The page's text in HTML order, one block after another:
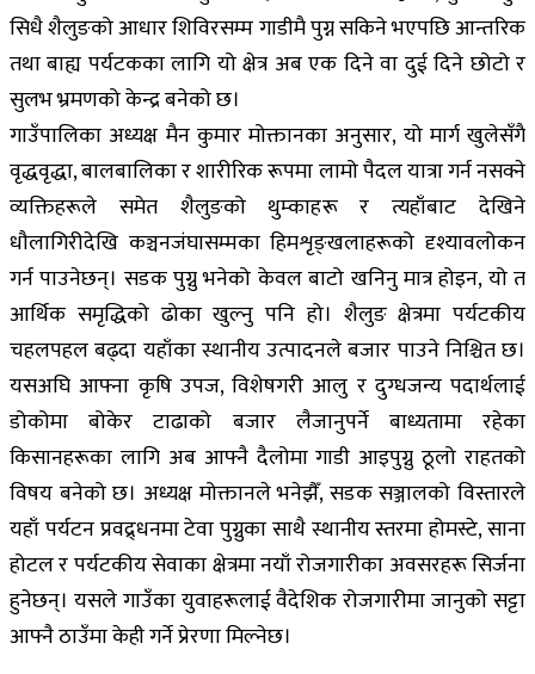
सिधै शैलुङको आधार शिविरसम्म गाडीमै पुग्न सकिने भएपछि आन्तरिक
तथा बाह्य पर्यटकका लागि यो क्षेत्र अब एक दिने वा दुई दिने छोटो र
सुलभ भ्रमणको केन्द्र बनेको छ।
गाउँपालिका अध्यक्ष मैन कुमार मोक्तानका अनुसार, यो मार्ग खुलेसँगै
वृद्धवृद्धा, बालबालिका र शारीरिक रूपमा लामो पैदल यात्रा गर्न नसक्ने
व्यक्तिहरूले समेत शैलुङको थुम्काहरू र त्यहाँबाट देखिने
धौलागिरीदेखि कञ्चनजंघासम्मका हिमशृङ्खलाहरूको दृश्यावलोकन
गर्न पाउनेछन्। सडक पुग्नु भनेको केवल बाटो खनिनु मात्र होइन, यो त
आर्थिक समृद्धिको ढोका खुल्नु पनि हो। शैलुङ क्षेत्रमा पर्यटकीय
चहलपहल बढ्दा यहाँका स्थानीय उत्पादनले बजार पाउने निश्चित छ।
यसअघि आफ्ना कृषि उपज, विशेषगरी आलु र दुग्धजन्य पदार्थलाई
डोकोमा बोकेर टाढाको बजार लैजानुपर्ने बाध्यतामा रहेका
किसानहरूका लागि अब आफ्नै दैलोमा गाडी आइपुग्नु ठूलो राहतको
विषय बनेको छ। अध्यक्ष मोक्तानले भनेझैँ, सडक सञ्जालको विस्तारले
यहाँ पर्यटन प्रवद्र्धनमा टेवा पुग्नुका साथै स्थानीय स्तरमा होमस्टे, साना
होटल र पर्यटकीय सेवाका क्षेत्रमा नयाँ रोजगारीका अवसरहरू सिर्जना
हुनेछन्। यसले गाउँका युवाहरूलाई वैदेशिक रोजगारीमा जानुको सट्टा
आफ्नै ठाउँमा केही गर्ने प्रेरणा मिल्नेछ।